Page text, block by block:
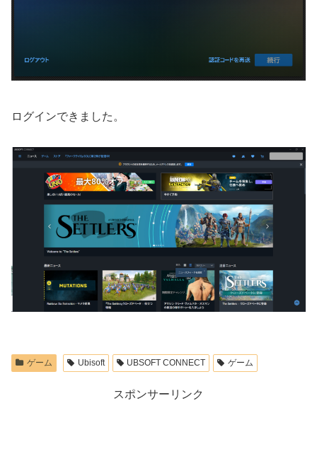
ログインできました。
ゲーム Ubisoft UBSOFT CONNECT ゲーム
スポンサーリンク